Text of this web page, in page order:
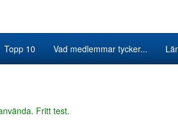
Topp 10 Vad medlemmar tycker...
Fritt test.